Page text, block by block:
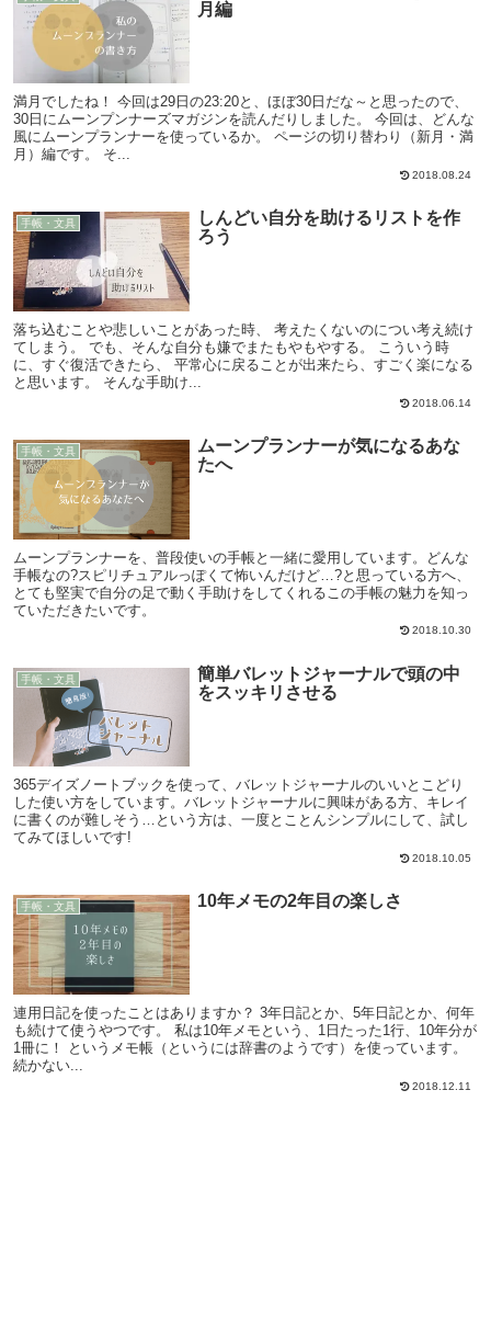
月編
満月でしたね！ 今回は29日の23:20と、ほぼ30日だな～と思ったので、
30日にムーンプンナーズマガジンを読んだりしました。 今回は、どんな
風にムーンプランナーを使っているか。 ページの切り替わり（新月・満
月）編です。 そ...
2018.08.24
手帳・文具
しんどい自分を助けるリストを作
ろう
落ち込むことや悲しいことがあった時、 考えたくないのについ考え続け
てしまう。 でも、そんな自分も嫌でまたもやもやする。 こういう時
に、すぐ復活できたら、 平常心に戻ることが出来たら、すごく楽になる
と思います。 そんな手助け...
2018.06.14
手帳・文具
ムーンプランナーが気になるあな
たへ
ムーンプランナーを、普段使いの手帳と一緒に愛用しています。どんな
手帳なの?スピリチュアルっぽくて怖いんだけど…?と思っている方へ、
とても堅実で自分の足で動く手助けをしてくれるこの手帳の魅力を知っ
ていただきたいです。
2018.10.30
手帳・文具
簡単バレットジャーナルで頭の中
をスッキリさせる
365デイズノートブックを使って、バレットジャーナルのいいとこどり
した使い方をしています。バレットジャーナルに興味がある方、キレイ
に書くのが難しそう…という方は、一度とことんシンプルにして、試し
てみてほしいです!
2018.10.05
手帳・文具 10年メモの2年目の楽しさ
連用日記を使ったことはありますか？ 3年日記とか、5年日記とか、何年
も続けて使うやつです。 私は10年メモという、1日たった1行、10年分が
1冊に！ というメモ帳（というには辞書のようです）を使っています。
続かない...
2018.12.11